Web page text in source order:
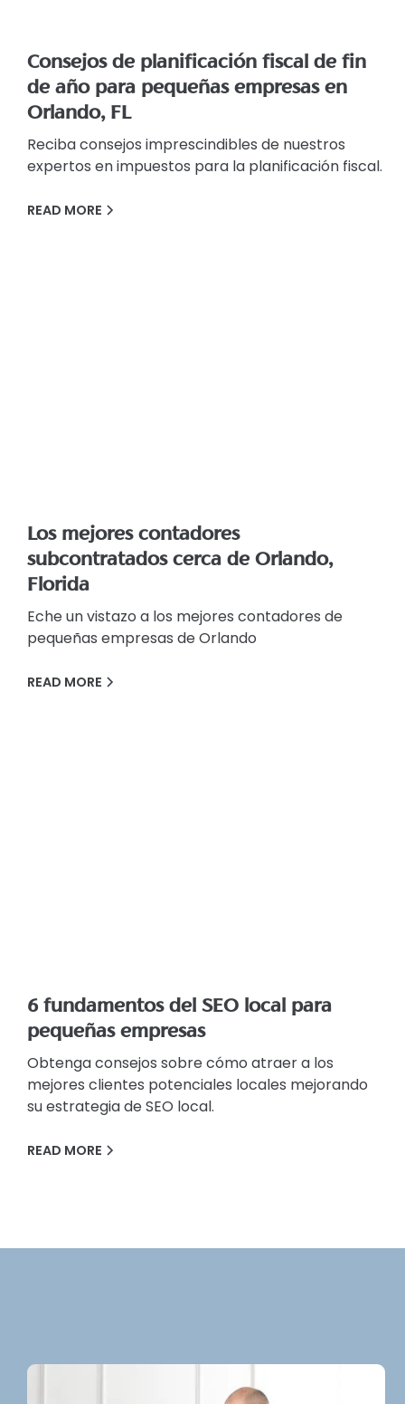
Consejos de planificación fiscal de fin
de año para pequeñas empresas en
Orlando, FL
Reciba consejos imprescindibles de nuestros
expertos en impuestos para la planificación fiscal.
READ MORE
Los mejores contadores
subcontratados cerca de Orlando,
Florida
Eche un vistazo a los mejores contadores de
pequeñas empresas de Orlando
READ MORE
6 fundamentos del SEO local para
pequeñas empresas
Obtenga consejos sobre cómo atraer a los
mejores clientes potenciales locales mejorando
su estrategia de SEO local.
READ MORE